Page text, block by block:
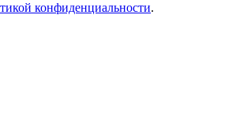
конфиденциальности.